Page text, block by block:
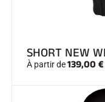
SHORT NEW
À partir de139,00 €